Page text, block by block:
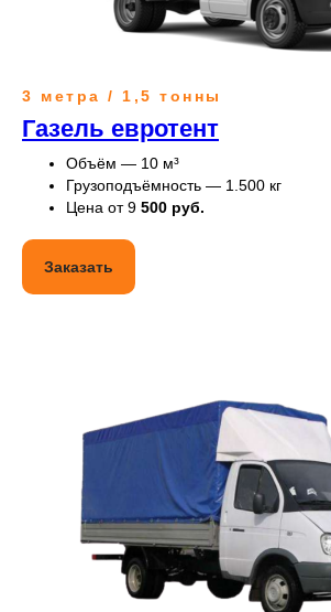
3 метра / 1,5 тонны
Газель евротент
Объём — 10 м³
Грузоподъёмность — 1.500 кг
Цена от 9 500 руб.
Заказать